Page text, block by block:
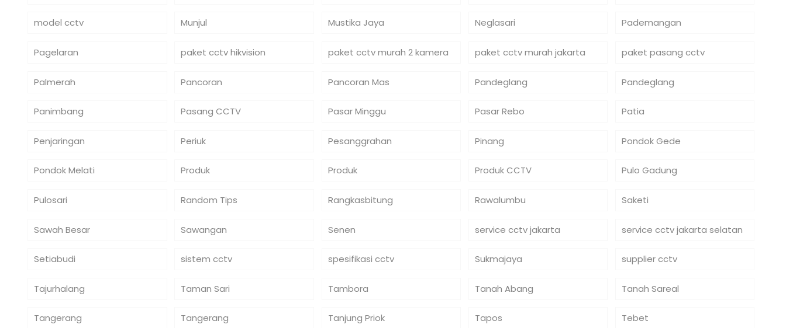
model cctv Munjul Mustika Jaya Neglasari Pademangan
Pagelaran paket cctv hikvision paket cctv murah 2 kamera paket cctv murah jakarta paket pasang cctv
Palmerah Pancoran Pancoran Mas Pandeglang Pandeglang
Panimbang Pasang CCTV Pasar Minggu Pasar Rebo Patia
Penjaringan Periuk Pesanggrahan Pinang Pondok Gede
Pondok Melati Produk Produk Produk CCTV Pulo Gadung
Pulosari Random Tips Rangkasbitung Rawalumbu Saketi
Sawah Besar Sawangan Senen service cctv jakarta service cctv jakarta selatan
Setiabudi sistem cctv spesifikasi cctv Sukmajaya supplier cctv
Tajurhalang Taman Sari Tambora Tanah Abang Tanah Sareal
Tangerang Tangerang Tanjung Priok Tapos Tebet